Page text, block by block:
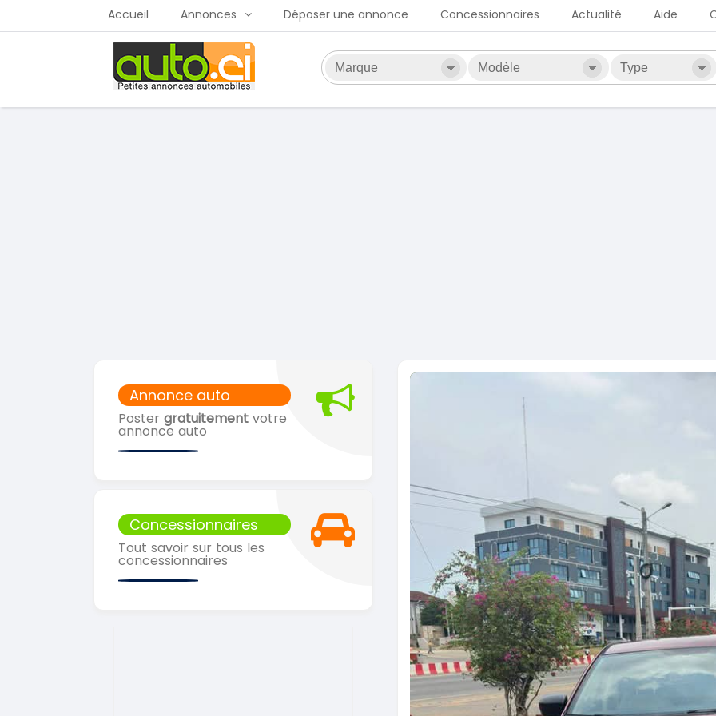
Accueil Annonces Déposer une annonce Concessionnaires Actualité Aide
Annonce auto
Poster gratuitement votre
annonce auto
Concessionnaires
Tout savoir sur tous les
concessionnaires
Previous